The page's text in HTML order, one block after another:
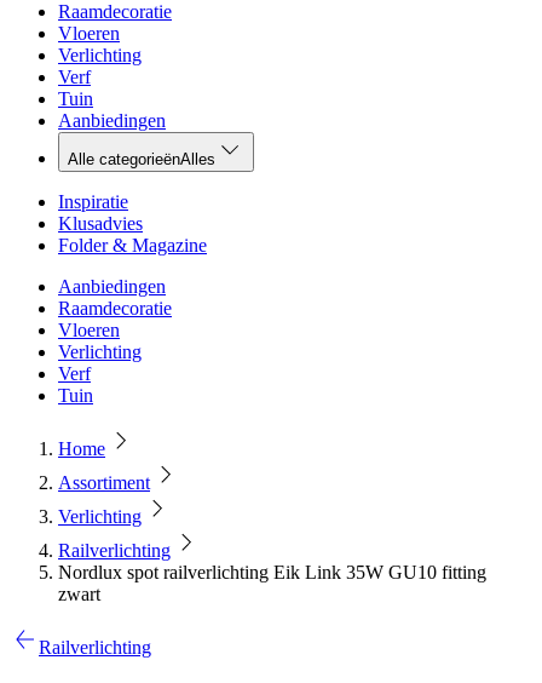
Raamdecoratie
Vloeren
Verlichting
Verf
Tuin
Aanbiedingen
Alle categorieënAlles
Inspiratie
Klusadvies
Folder & Magazine
Aanbiedingen
Raamdecoratie
Vloeren
Verlichting
Verf
Tuin
Home
Assortiment
Verlichting
Railverlichting
Nordlux spot railverlichting Eik Link 35W GU10 fitting
zwart
Railverlichting